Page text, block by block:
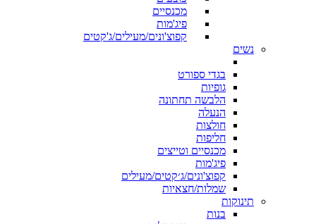
מכנסיים
פיג'מות
קפוצ'ונים/מעילים/ג'קטים
נשים
בגדי ספורט
גופיות
הלבשה תחתונה
הנעלה
חולצות
חליפות
מכנסיים וטייצים
פיג'מות
קפוצ'ונים/ג׳קטים/מעילים
שמלות/חצאיות
תינוקות
בנות